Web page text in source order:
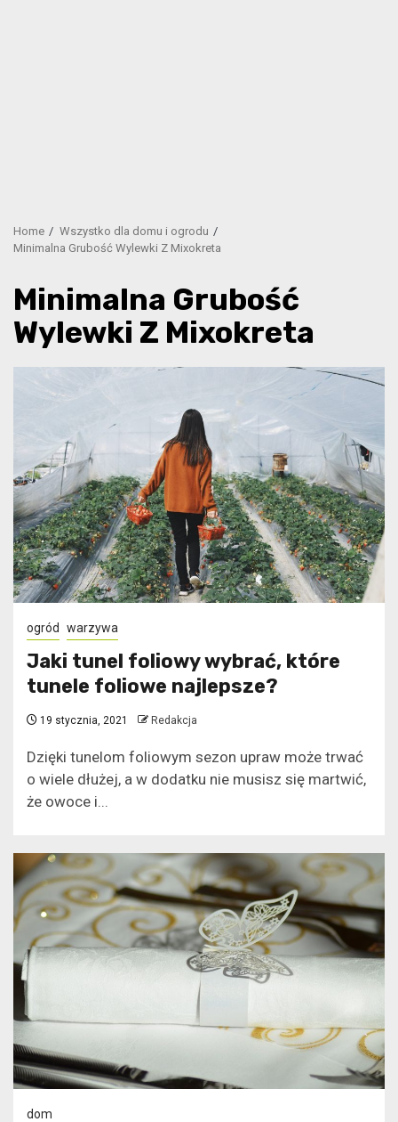
Home
Wszystko dla domu i ogrodu
Minimalna Grubość Wylewki Z Mixokreta
Minimalna Grubość
Wylewki Z Mixokreta
ogród warzywa
Jaki tunel foliowy wybrać, które
tunele foliowe najlepsze?
19 stycznia, 2021 Redakcja
Dzięki tunelom foliowym sezon upraw może trwać
o wiele dłużej, a w dodatku nie musisz się martwić,
że owoce i...
dom